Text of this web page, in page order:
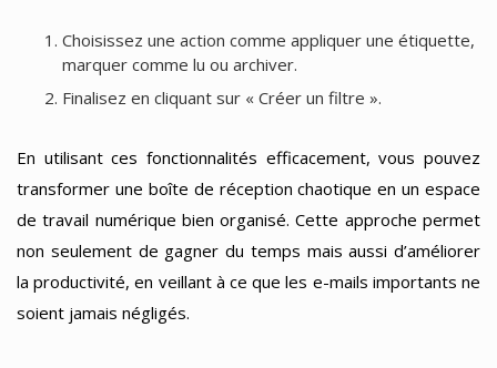
Choisissez une action comme appliquer une étiquette,
marquer comme lu ou archiver.
Finalisez en cliquant sur « Créer un filtre ».
En utilisant ces fonctionnalités efficacement, vous pouvez
transformer une boîte de réception chaotique en un espace
de travail numérique bien organisé. Cette approche permet
non seulement de gagner du temps mais aussi d’améliorer
la productivité, en veillant à ce que les e-mails importants ne
soient jamais négligés.